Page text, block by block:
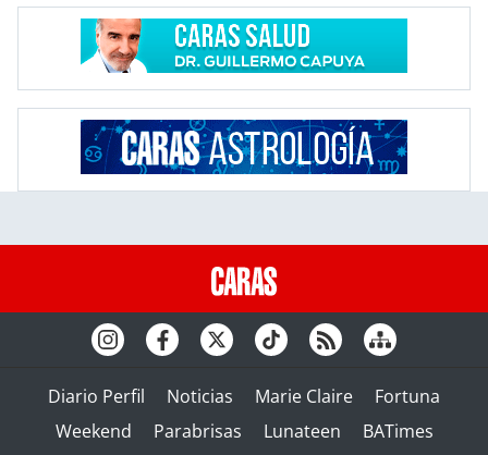
Diario Perfil Noticias Marie Claire
Fortuna
Weekend
Parabrisas Lunateen BATimes